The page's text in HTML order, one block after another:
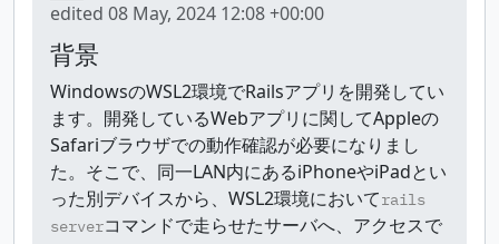
edited 08 May, 2024 12:08 +00:00
背景
WindowsのWSL2環境でRailsアプリを開発してい
ます。開発しているWebアプリに関してAppleの
Safariブラウザでの動作確認が必要になりまし
た。そこで、同一LAN内にあるiPhoneやiPadとい
った別デバイスから、WSL2環境においてrails
serverコマンドで走らせたサーバへ、アクセスで